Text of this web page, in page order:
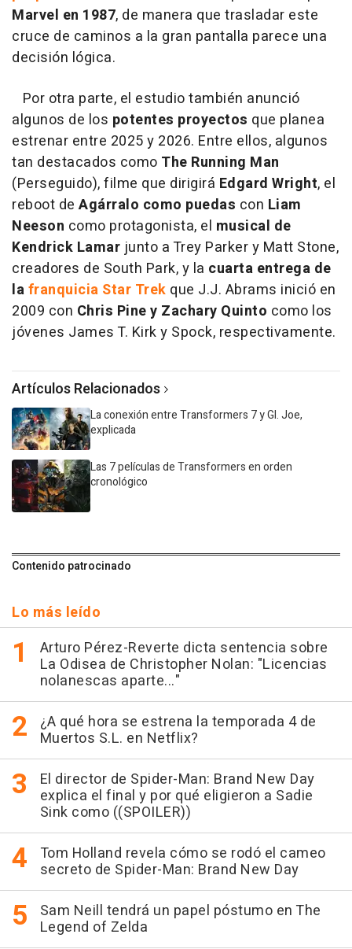
Marvel en 1987, de manera que trasladar este
cruce de caminos a la gran pantalla parece una
decisión lógica.
Por otra parte, el estudio también anunció
algunos de los potentes proyectos que planea
estrenar entre 2025 y 2026. Entre ellos, algunos
tan destacados como The Running Man
(Perseguido), filme que dirigirá Edgard Wright, el
reboot de Agárralo como puedas con Liam
Neeson como protagonista, el musical de
Kendrick Lamar junto a Trey Parker y Matt Stone,
creadores de South Park, y la cuarta entrega de
lafranquicia Star Trek que J.J. Abrams inició en
2009 con Chris Pine y Zachary Quinto como los
jóvenes James T. Kirk y Spock, respectivamente.
Artículos Relacionados
La conexión entre Transformers 7 y GI. Joe,
explicada
Las 7 películas de Transformers en orden
cronológico
Contenido patrocinado
Lo más leído
Arturo Pérez-Reverte dicta sentencia sobre
La Odisea de Christopher Nolan: "Licencias
nolanescas aparte..."
¿A qué hora se estrena la temporada 4 de
Muertos S.L. en Netflix?
El director de Spider-Man: Brand New Day
explica el final y por qué eligieron a Sadie
Sink como ((SPOILER))
Tom Holland revela cómo se rodó el cameo
secreto de Spider-Man: Brand New Day
Sam Neill tendrá un papel póstumo en The
Legend of Zelda